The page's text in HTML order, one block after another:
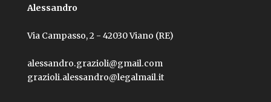
Alessandro
Via Campasso, 2 - 42030 Viano (RE)
alessandro.grazioli@gmail.com
grazioli.alessandro@legalmail.it